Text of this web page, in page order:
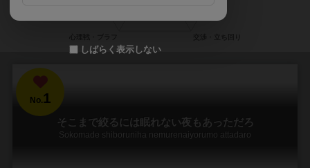
No.1
そこまで絞るには眠れない夜もあっただろ
Sokomade shiboruniha nemurenaiyorumo attadaro
しばらく表示しない